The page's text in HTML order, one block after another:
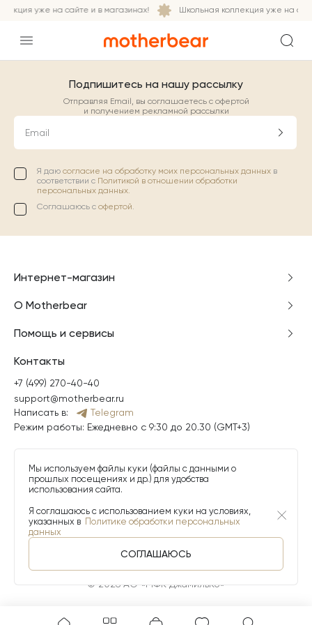
уже на сайте и в магазинах! Школьная коллекция уже на
Подпишитесь на нашу рассылку
Отправляя Email, вы соглашаетесь с офертой
и получением рекламной рассылки
Email
Я даю согласие на обработку моих персональных данных в
соответствии с Политикой в отношении обработки
персональных данных.
Соглашаюсь с офертой.
Интернет-магазин
О Motherbear
Помощь и сервисы
Контакты
+7 (499) 270-40-40
support@motherbear.ru
Написать в:
Telegram
Режим работы: Ежедневно с 9:30 до 20.30 (GMT+3)
© 2026 АО «МФК ДжамильКо»
Мы используем файлы куки (файлы с данными о
прошлых посещениях и др.) для удобства
использования сайта.
Я соглашаюсь с использованием куки на условиях,
указанных в Политике обработки персональных
данных
СОГЛАШАЮСЬ